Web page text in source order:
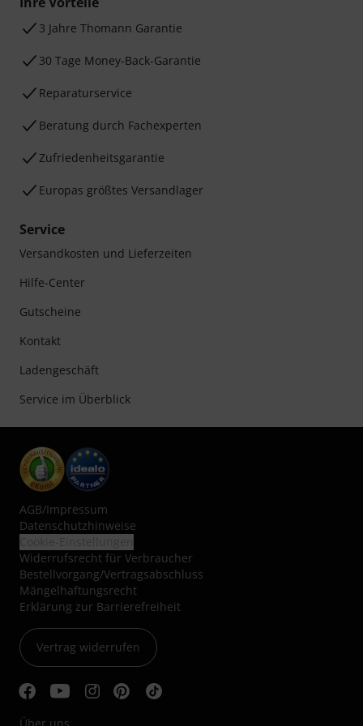
3 Jahre Thomann Garantie
30 Tage Money-Back-Garantie
Reparaturservice
Beratung durch Fachexperten
Zufriedenheitsgarantie
Europas größtes Versandlager
Service
Versandkosten und Lieferzeiten
Hilfe-Center
Gutscheine
Kontakt
Ladengeschäft
Service im Überblick
AGB/Impressum
Datenschutzhinweise
Widerrufsrecht für Verbraucher
Bestellvorgang/Vertragsabschluss
Mängelhaftungsrecht
Erklärung zur Barrierefreiheit
Vertrag widerrufen